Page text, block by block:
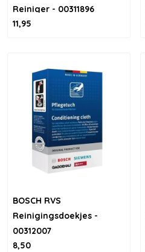
Reiniger - 00311896
11,95
BOSCH RVS
Reinigingsdoekjes -
00312007
8,50